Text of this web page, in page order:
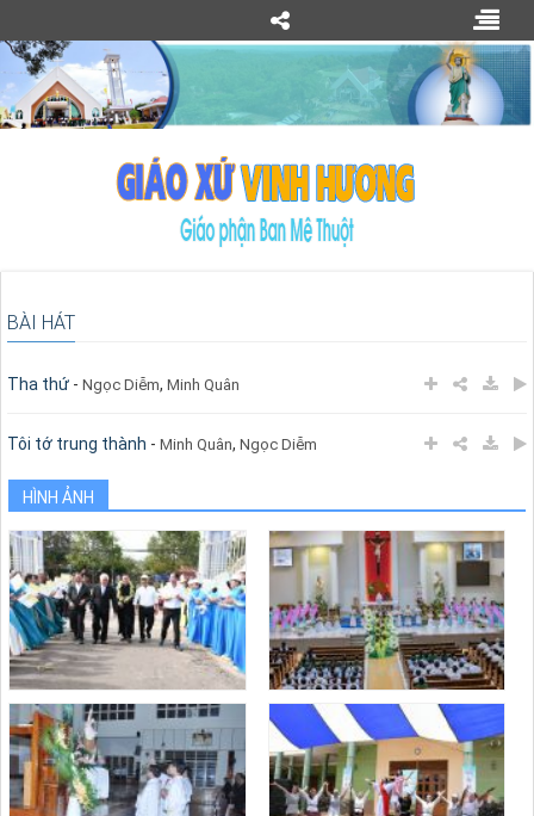
BÀI HÁT
Tha thứ - Ngọc Diễm, Minh Quân
Tôi tớ trung thành - Minh Quân, Ngọc Diễm
HÌNH ẢNH